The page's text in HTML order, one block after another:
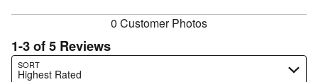
0 Customer Photos
1-3 of 5 Reviews
SORT
Highest Rated
Search reviews…